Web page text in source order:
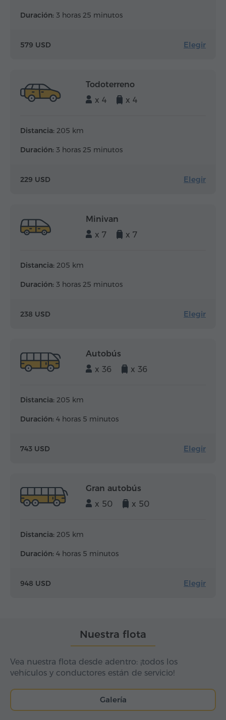
Duración: 3 horas 25 minutos
579 USD Elegir
Todoterreno
x 4
x 4
Distancia: 205 km
Duración: 3 horas 25 minutos
229 USD Elegir
Minivan
x 7
x 7
Distancia: 205 km
Duración: 3 horas 25 minutos
238 USD Elegir
Autobús
x 36
x 36
Distancia: 205 km
Duración: 4 horas 5 minutos
743 USD Elegir
Gran autobús
x 50
x 50
Distancia: 205 km
Duración: 4 horas 5 minutos
948 USD Elegir
Nuestra flota
Vea nuestra flota desde adentro: ¡todos los
vehículos y conductores están de servicio!
Galería